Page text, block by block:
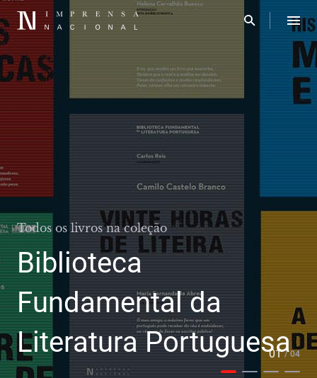
Todos os livros na coleção
Biblioteca
Fundamental da
Literatura Portuguesa
01/ 04